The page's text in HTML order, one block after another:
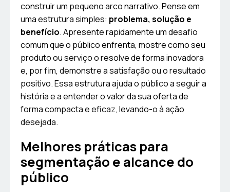
construir um pequeno arco narrativo. Pense em
uma estrutura simples: problema, solução e
benefício. Apresente rapidamente um desafio
comum que o público enfrenta, mostre como seu
produto ou serviço o resolve de forma inovadora
e, por fim, demonstre a satisfação ou o resultado
positivo. Essa estrutura ajuda o público a seguir a
história e a entender o valor da sua oferta de
forma compacta e eficaz, levando-o à ação
desejada.
Melhores práticas para
segmentação e alcance do
público